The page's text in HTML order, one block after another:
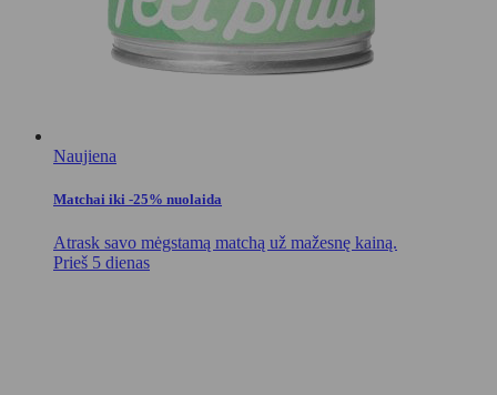
Naujiena
Matchai iki -25% nuolaida
Atrask savo mėgstamą matchą už mažesnę kainą.
Prieš 5 dienas